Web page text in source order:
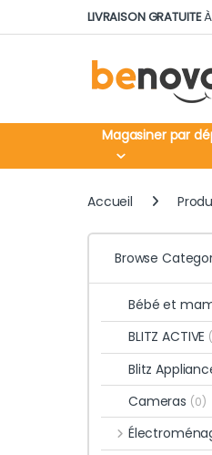
Skip to navigation
Skip to contentLIVRAISON GRATUITEÀ
Magasiner par
Accueil
Browse
Bébé et
BLITZ ACTIVE
Blitz
Cameras (0)